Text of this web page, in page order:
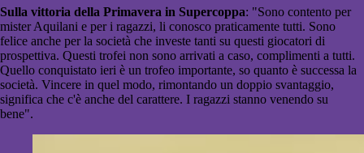
Sulla vittoria della Primavera in Supercoppa: "Sono contento per
mister Aquilani e per i ragazzi, li conosco praticamente tutti. Sono
felice anche per la società che investe tanti su questi giocatori di
prospettiva. Questi trofei non sono arrivati a caso, complimenti a tutti.
Quello conquistato ieri è un trofeo importante, so quanto è successa la
società. Vincere in quel modo, rimontando un doppio svantaggio,
significa che c'è anche del carattere. I ragazzi stanno venendo su
bene".